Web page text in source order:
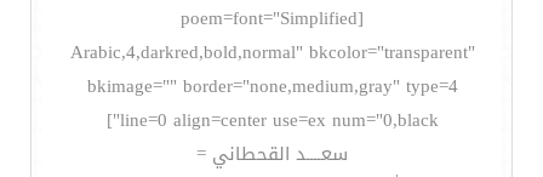
[poem=font="Simplified
Arabic,4,darkred,bold,normal" bkcolor="transparent"
bkimage="" border="none,medium,gray" type=4
line=0 align=center use=ex num="0,black"]
سعــــد القحطاني =